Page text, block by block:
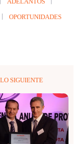
OPORTUNIDADES
SIGUIENTE